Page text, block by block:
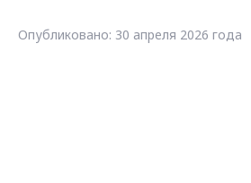
Опубликовано: 30 апреля 2026 года